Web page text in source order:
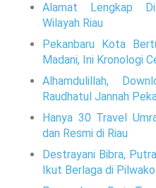
Alamat Lengkap
Wilayah Riau
Pekanbaru Kota
Madani, Ini Kronologi
Alhamdulillah,
Raudhatul Jannah
Hanya 30 Travel
dan Resmi di Riau
Destrayani Bibra,
Ikut Berlaga di